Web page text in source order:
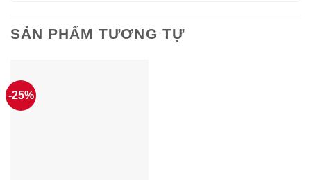
SẢN PHẨM TƯƠNG TỰ
-25%